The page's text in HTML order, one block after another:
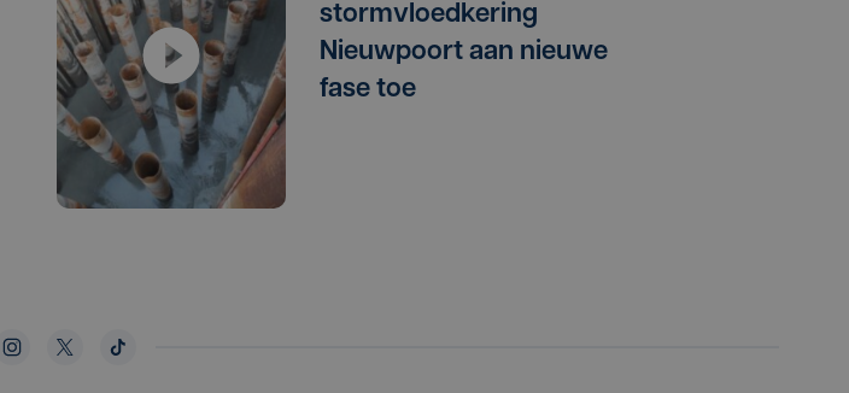
stormvloedkering
Nieuwpoort aan nieuwe
fase toe